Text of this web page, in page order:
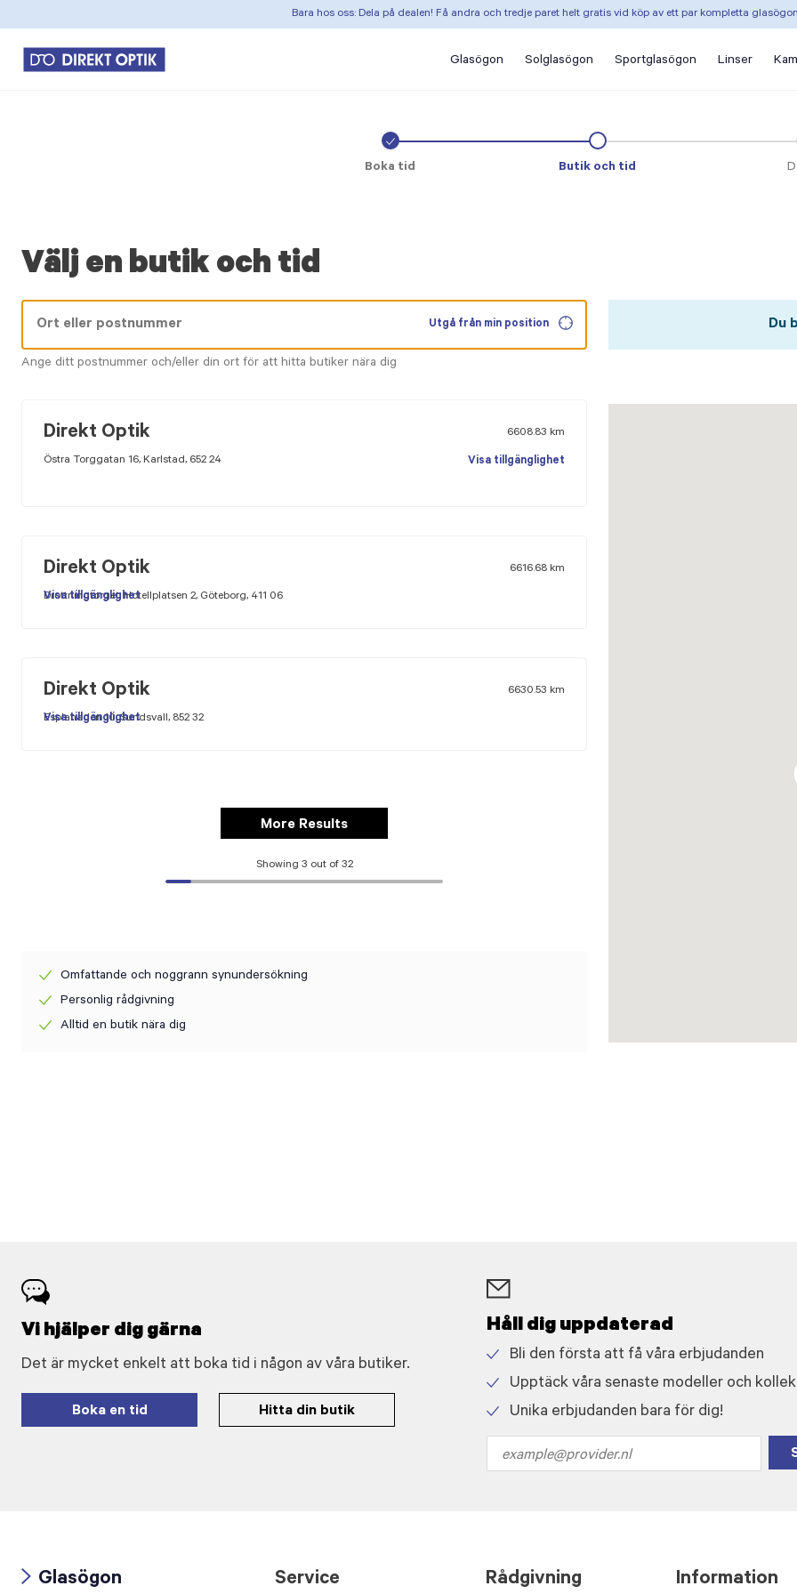
Bara hos oss: Dela på dealen! Få andra och tredje paret helt gratis vid köp av ett par kompletta
Glasögon Solglasögon Sportglasögon Linser
Check
Boka tid Butik och tid
Välj en butik och tid
Utgå från min position
Ange ditt postnummer och/eller din ort för att hitta butiker nära dig
Direkt Optik 6608.83 km
Östra Torggatan 16, Karlstad, 652 24 Visa tillgänglighet
Direkt Optik 6616.68 km
Drottningtorget, Hotellplatsen 2, Göteborg, 411 06
Visa tillgänglighet
Direkt Optik 6630.53 km
Esplanaden 10, Sundsvall, 852 32
Visa tillgänglighet
More Results
Showing 3 out of 32
Omfattande och noggrann synundersökning
Personlig rådgivning
Alltid en butik nära dig
Du
Vi hjälper dig gärna
Det är mycket enkelt att boka tid i någon av våra butiker.
Boka en tid Hitta din butik
Håll dig uppdaterad
icon
Bli den första att få våra erbjudanden
icon
Upptäck våra senaste modeller och
Unika erbjudanden bara för dig!
address
Glasögon Service Rådgivning Information